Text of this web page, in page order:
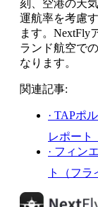
刻、空港の天
運航率を考慮
ます。NextFly
ランド航空で
なります。
関連記事:
· TAPポ
レポート
· フィン
ト（フ